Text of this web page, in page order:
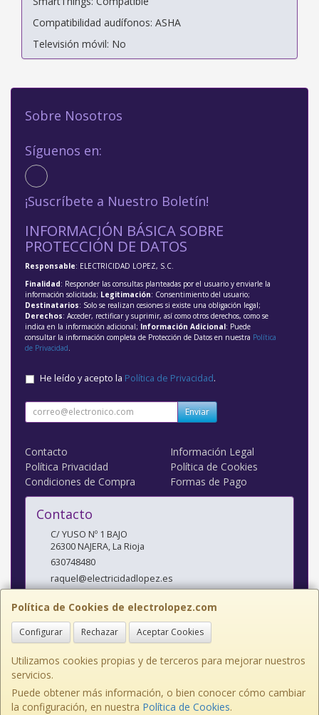
Compatibilidad audífonos: ASHA
Televisión móvil: No
Política de Cookies de electrolopez.com
Configurar Rechazar Aceptar Cookies
Utilizamos cookies propias y de terceros para mejorar nuestros
servicios.
Puede obtener más información, o bien conocer cómo cambiar
la configuración, en nuestra Política de Cookies.
Sobre Nosotros
Síguenos en:
¡Suscríbete a Nuestro Boletín!
INFORMACIÓN BÁSICA SOBRE
PROTECCIÓN DE DATOS
Responsable: ELECTRICIDAD LOPEZ, S.C.
Finalidad: Responder las consultas planteadas por el usuario y enviarle la
información solicitada; Legitimación: Consentimiento del usuario;
Destinatarios: Solo se realizan cesiones si existe una obligación legal;
Derechos: Acceder, rectificar y suprimir, así como otros derechos, como se
indica en la información adicional; Información Adicional: Puede
consultar la información completa de Protección de Datos en nuestra Política
de Privacidad
He leído y acepto la Política de Privacidad.
Enviar
Contacto
Información Legal
Política Privacidad
Política de Cookies
Condiciones de Compra
Formas de Pago
Contacto
C/ YUSO Nº 1 BAJO
26300NAJERA,La Rioja
630748480
raquel@electricidadlopez.es
Horario
LUNES A VIERNES DE 10:00 A 14:00 H Y DE 17:00 H A 20:00 H
C/ YUSO Nº 1 BAJO, 26300, La Rioja, España. - C.I.F.: J26435081 - Tfno:
941363365 Movil: 630748480